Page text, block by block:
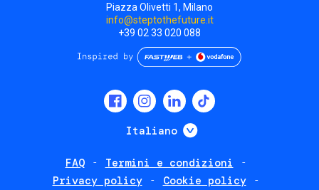
Piazza Olivetti 1, Milano
info@steptothefuture.it
+39 02 33 020 088
Italiano Mostra ulteriori
FAQ
Termini e condizioni
Privacy policy
Cookie policy